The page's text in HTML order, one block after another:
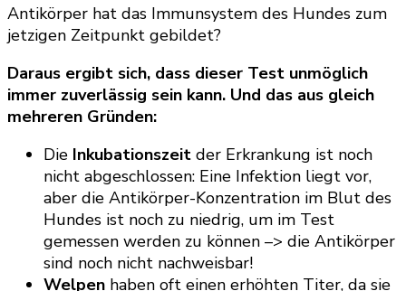
Antikörper hat das Immunsystem des Hundes zum
jetzigen Zeitpunkt gebildet?
Daraus ergibt sich, dass dieser Test unmöglich
immer zuverlässig sein kann. Und das aus gleich
mehreren Gründen:
Die Inkubationszeit der Erkrankung ist noch
nicht abgeschlossen: Eine Infektion liegt vor,
aber die Antikörper-Konzentration im Blut des
Hundes ist noch zu niedrig, um im Test
gemessen werden zu können –> die Antikörper
sind noch nicht nachweisbar!
Welpen haben oft einen erhöhten Titer, da sie